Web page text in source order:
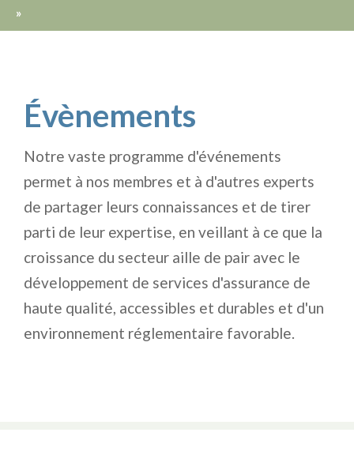
»
Évènements
Notre vaste programme d'événements
permet à nos membres et à d'autres experts
de partager leurs connaissances et de tirer
parti de leur expertise, en veillant à ce que la
croissance du secteur aille de pair avec le
développement de services d'assurance de
haute qualité, accessibles et durables et d'un
environnement réglementaire favorable.